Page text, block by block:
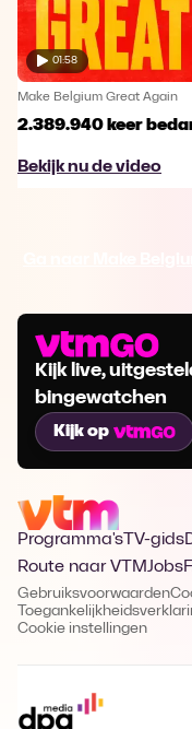
01:58
Make Belgium Great Again
2.389.940 keer
Bekijk nu de video
Kijk live,
bingewatchen
Kijk op
Programma's TV-gids
Route naar VTMJobs
Gebruiksvoorwaarden
Cookie instellingen